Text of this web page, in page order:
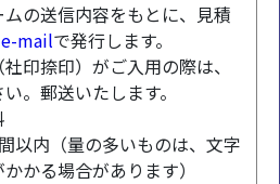
の送信内容をもとに、見積
e-mailで発行します。
印捺印）がご入用の際は、
。郵送いたします。
以内（量の多いものは、文字
かる場合があります）